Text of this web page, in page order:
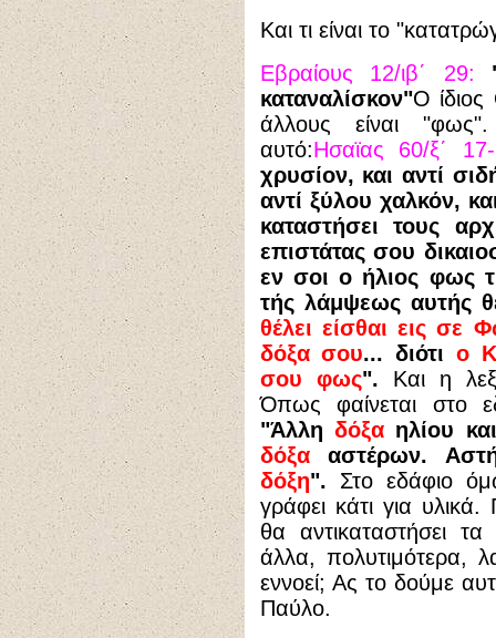
Και τι είναι το
Εβραίους 12/ιβ΄ 29:
καταναλίσκον"Ο
άλλους είναι
αυτό:Ησαϊας 60/ξ΄
χρυσίον, και αντί
αντί ξύλου χαλκόν,
καταστήσει τους
επιστάτας σου
εν σοι ο ήλιος φως
τής λάμψεως αυτής
θέλει είσθαι εις σε
δόξα σου... διότιο
σου φως". Και η
Όπως φαίνεται στο
"Άλλη δόξαηλίου
δόξααστέρων.
δόξη". Στο εδάφιο
γράφει κάτι για
θα αντικαταστήσει
άλλα, πολυτιμότερα,
εννοεί; Ας το δούμε
Παύλο.